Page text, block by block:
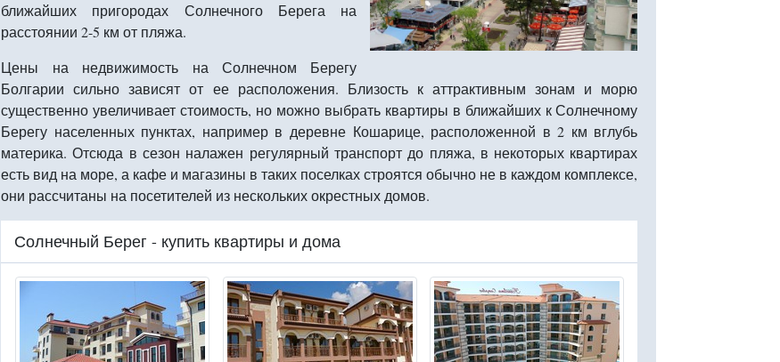
ближайших пригородах Солнечного Берега на
расстоянии 2-5 км от пляжа.
Цены на недвижимость на Солнечном Берегу
Болгарии сильно зависят от ее расположения. Близость к аттрактивным зонам и морю
существенно увеличивает стоимость, но можно выбрать квартиры в ближайших к Солнечному
Берегу населенных пунктах, например в деревне Кошарице, расположенной в 2 км вглубь
материка. Отсюда в сезон налажен регулярный транспорт до пляжа, в некоторых квартирах
есть вид на море, а кафе и магазины в таких поселках строятся обычно не в каждом комплексе,
они рассчитаны на посетителей из нескольких окрестных домов.
Солнечный Берег - купить квартиры и дома